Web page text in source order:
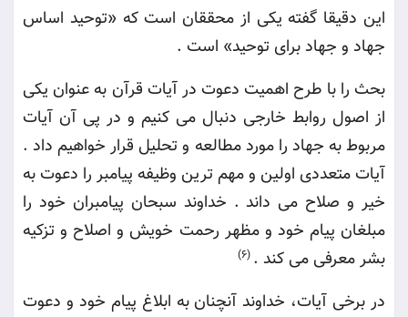
این دقیقا گفته یکی از محققان است که «توحید اساس
جهاد و جهاد برای توحید» است .
بحث را با طرح اهمیت دعوت در آیات قرآن به عنوان یکی
از اصول روابط خارجی دنبال می کنیم و در پی آن آیات
مربوط به جهاد را مورد مطالعه و تحلیل قرار خواهیم داد .
آیات متعددی اولین و مهم ترین وظیفه پیامبر را دعوت به
خیر و صلاح می داند . خداوند سبحان پیامبران خود را
مبلغان پیام خود و مظهر رحمت خویش و اصلاح و تزکیه
بشر معرفی می کند .
(6)
در برخی آیات، خداوند آنچنان به ابلاغ پیام خود و دعوت